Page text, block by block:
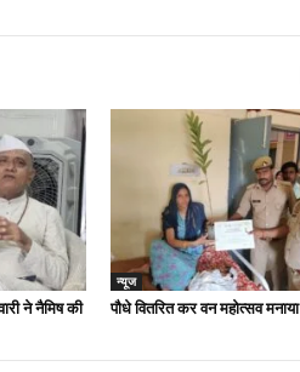
ने नैमिष की
न्यूज
पौधे वितरित कर वन महोत्सव मनाया